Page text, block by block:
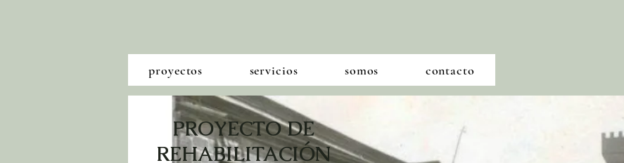
proyectos servicios somos contacto
PROYECTO DE
REHABILITACIÓN